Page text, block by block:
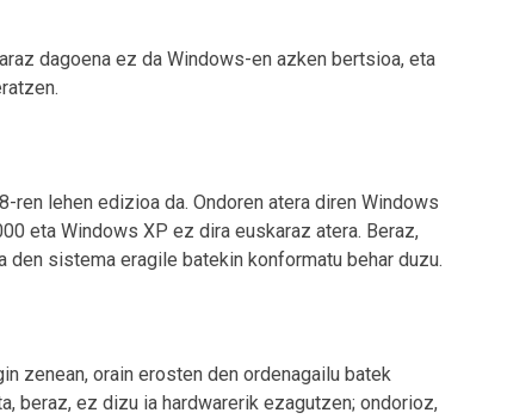
dagoena ez da Windows-en azken bertsioa, eta
lehen edizioa da. Ondoren atera diren Windows
eta Windows XP ez dira euskaraz atera. Beraz,
den sistema eragile batekin konformatu behar duzu.
zenean, orain erosten den ordenagailu batek
beraz, ez dizu ia hardwarerik ezagutzen; ondorioz,